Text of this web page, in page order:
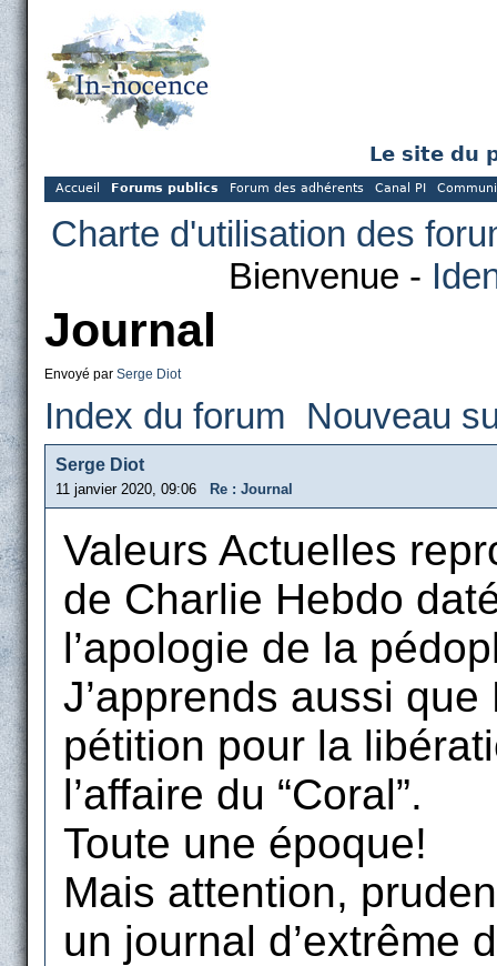
Le site du
Accueil Forums publics Forum des adhérents Canal PI
Charte d'utilisation des
Bienvenue -
Journal
Envoyé par Serge Diot
Index du forum Nouveau
Serge Diot
11 janvier 2020, 09:06 Re : Journal
Valeurs Actuelles
de Charlie Hebdo
l’apologie de la
J’apprends aussi
pétition pour la
l’affaire du “Coral”.
Toute une époque!
Mais attention,
un journal d’extrême